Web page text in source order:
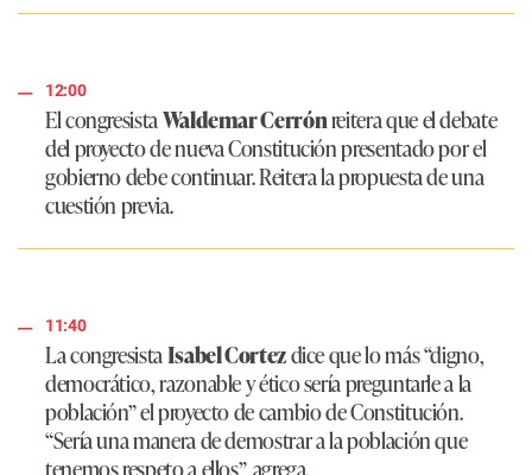
12:00
El congresistaWaldemar Cerrónreitera que el debate
del proyecto de nueva Constitución presentado por el
gobierno debe continuar. Reitera la propuesta de una
cuestión previa.
11:40
La congresistaIsabel Cortezdice que lo más“digno,
democrático, razonable y ético sería preguntarle a la
población”el proyecto de cambio de Constitución.
“Sería una manera de demostrar a la población que
tenemos respeto a ellos”, agrega.